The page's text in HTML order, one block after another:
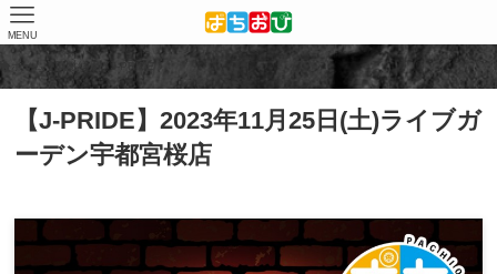
MENU
ホーム 取材結果 J-PRIDE
【J-PRIDE】2023年11月25日(土)ライブガ
ーデン宇都宮桜店